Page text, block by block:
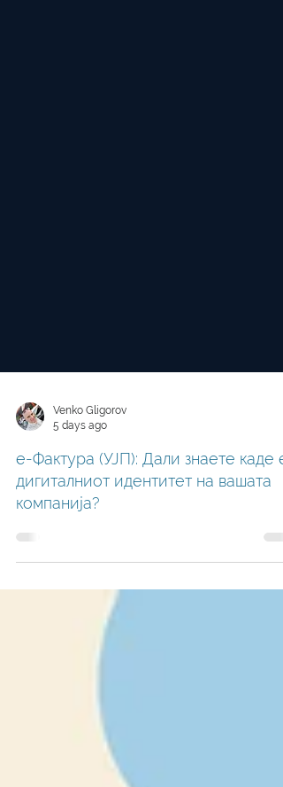
Venko Gligorov
е-Фактура (УЈП): Дали знаете каде е
дигиталниот идентитет на вашата